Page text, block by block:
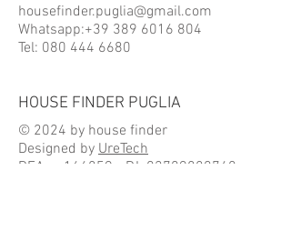
housefinder.puglia@gmail.com
Whatsapp:+39 389 6016 804
Tel: 080 444 6680
HOUSE FINDER PUGLIA
© 2024 by house finder
Designed by UreTech
REA n. 166859 - P.I. 02709880740